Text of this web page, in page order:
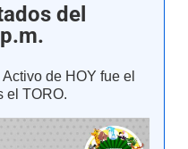
del
de HOY fue el
el TORO.